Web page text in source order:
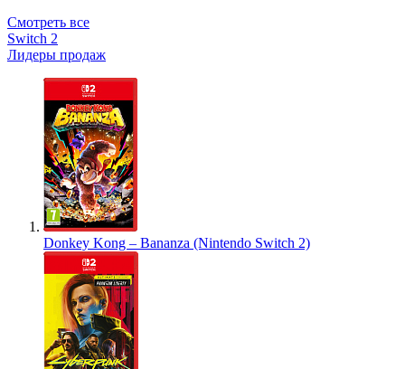
Смотреть все
Switch 2
Лидеры продаж
Donkey Kong – Bananza (Nintendo Switch 2)